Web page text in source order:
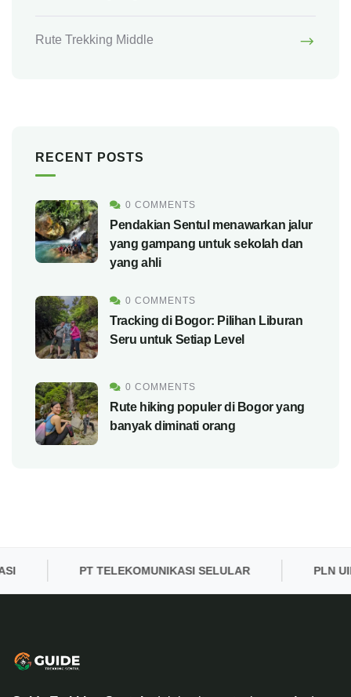
Rute Trekking Middle
RECENT POSTS
0 COMMENTS
Pendakian Sentul menawarkan jalur
yang gampang untuk sekolah dan
yang ahli
0 COMMENTS
Tracking di Bogor: Pilihan Liburan
Seru untuk Setiap Level
0 COMMENTS
Rute hiking populer di Bogor yang
banyak diminati orang
PT TELEKOMUNIKASI SELULAR PLN UID